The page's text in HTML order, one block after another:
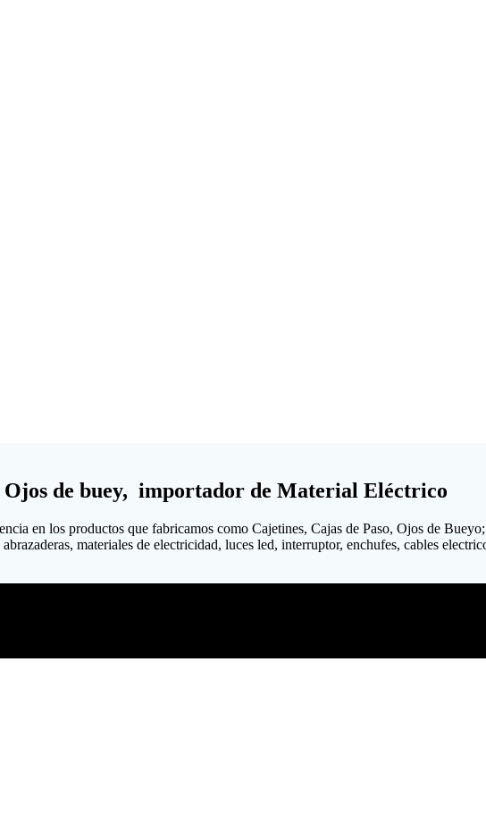
Ojos de buey, importador de Material Eléctrico
en los productos que fabricamos como Cajetines, Cajas de Paso, Ojos de
materiales de electricidad, luces led, interruptor, enchufes, cables